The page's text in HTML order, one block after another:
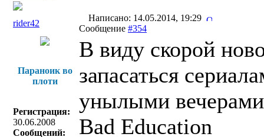
rider42
Написано: 14.05.2014, 19:29
Сообщение #354
Параноик во
плоти
Регистрация:
30.06.2008
Сообщений:
В виду скорой
запасаться
унылыми
Bad Education